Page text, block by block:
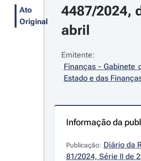
Ato
Original
4487/2024,
abril
Emitente:
Finanças - Gabinete
Estado e das
Informação da
Publicação: Diário da
81/2024, Série II de